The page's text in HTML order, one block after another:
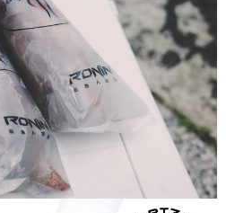
將依據個別帳號之用戶狀況，依本公司即
有額度不足之情形，本公司將視審查結果
人資訊註冊。若發現惡意使用之情形，
該用戶之使用額度並採取法律行動。
請聯繫客服）
上)免運費
客服確認實際運費(運費另
查看運費